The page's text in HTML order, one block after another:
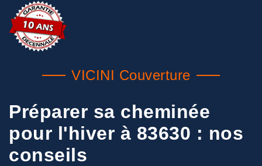
VICINI Couverture
Préparer sa cheminée
pour l'hiver à 83630 : nos
conseils